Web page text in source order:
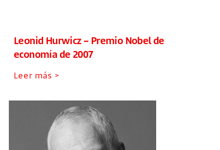
Leonid Hurwicz – Premio Nobel de
economía de 2007
Leer más >